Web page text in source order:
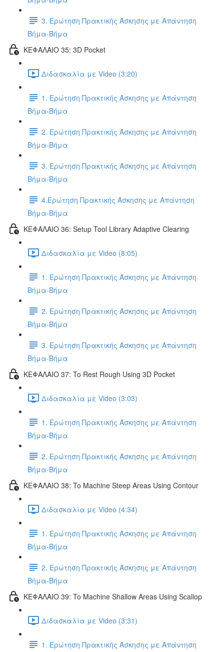
3. Ερώτηση Πρακτικής Άσκησης με Απάντηση
Βήμα-Βήμα
ΚΕΦΑΛΑΙΟ 35: 3D Pocket
Διδασκαλία με Video (3:20)
1. Ερώτηση Πρακτικής Άσκησης με Απάντηση
Βήμα-Βήμα
2. Ερώτηση Πρακτικής Άσκησης με Απάντηση
Βήμα-Βήμα
3. Ερώτηση Πρακτικής Άσκησης με Απάντηση
Βήμα-Βήμα
4.Ερώτηση Πρακτικής Άσκησης με Απάντηση
Βήμα-Βήμα
ΚΕΦΑΛΑΙΟ 36: Setup Tool Library Adaptive Clearing
Διδασκαλία με Video (8:05)
1. Ερώτηση Πρακτικής Άσκησης με Απάντηση
Βήμα-Βήμα
2. Ερώτηση Πρακτικής Άσκησης με Απάντηση
Βήμα-Βήμα
3. Ερώτηση Πρακτικής Άσκησης με Απάντηση
Βήμα-Βήμα
ΚΕΦΑΛΑΙΟ 37: To Rest Rough Using 3D Pocket
Διδασκαλία με Video (3:03)
1. Ερώτηση Πρακτικής Άσκησης με Απάντηση
Βήμα-Βήμα
2. Ερώτηση Πρακτικής Άσκησης με Απάντηση
Βήμα-Βήμα
ΚΕΦΑΛΑΙΟ 38: To Machine Steep Areas Using Contour
Διδασκαλία με Video (4:34)
1. Ερώτηση Πρακτικής Άσκησης με Απάντηση
Βήμα-Βήμα
2. Ερώτηση Πρακτικής Άσκησης με Απάντηση
Βήμα-Βήμα
ΚΕΦΑΛΑΙΟ 39: To Machine Shallow Areas Using Scallop
Διδασκαλία με Video (3:31)
1. Ερώτηση Πρακτικής Άσκησης με Απάντηση